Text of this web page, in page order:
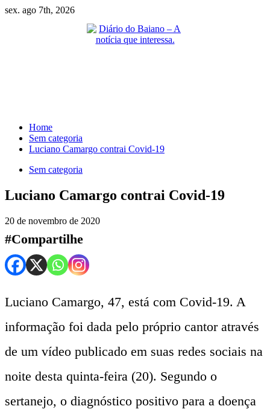
Skip
sex. ago 7th, 2026
Home
Sem categoria
Luciano Camargo contrai Covid-19
Sem categoria
Luciano Camargo contrai Covid-19
20 de novembro de 2020
#Compartilhe
Luciano Camargo, 47, está com Covid-19. A
informação foi dada pelo próprio cantor através
de um vídeo publicado em suas redes sociais na
noite desta quinta-feira (20). Segundo o
sertanejo, o diagnóstico positivo para a doença